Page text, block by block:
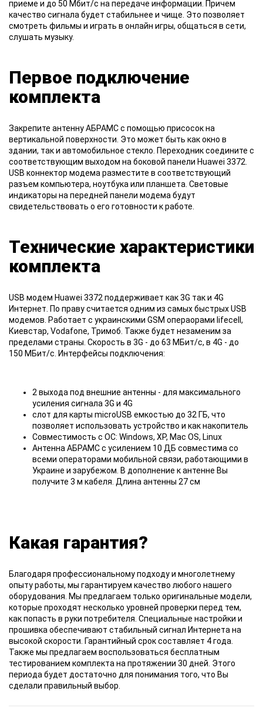
приеме и до 50 Мбит/с на передаче информации. Причем
качество сигнала будет стабильнее и чище. Это позволяет
смотреть фильмы и играть в онлайн игры, общаться в сети,
слушать музыку.
Первое подключение
комплекта
Закрепите антенну АБРАМС с помощью присосок на
вертикальной поверхности. Это может быть как окно в
здании, так и автомобильное стекло. Переходник соедините с
соответствующим выходом на боковой панели Huawei 3372.
USB коннектор модема разместите в соответствующий
разъем компьютера, ноутбука или планшета. Световые
индикаторы на передней панели модема будут
свидетельствовать о его готовности к работе.
Технические характеристики
комплекта
USB модем Huawei 3372 поддерживает как 3G так и 4G
Интернет. По праву считается одним из самых быстрых USB
модемов. Работает с украинскими GSM операорами lifecell,
Киевстар, Vodafone, Тримоб. Также будет незаменим за
пределами страны. Скорость в 3G - до 63 МБит/c, в 4G - до
150 МБит/с. Интерфейсы подключения:
2 выхода под внешние антенны - для максимального
усиления сигнала 3G и 4G
слот для карты microUSB емкостью до 32 ГБ, что
позволяет использовать устройство и как накопитель
Cовместимость с ОС: Windows, XP, Mac OS, Linux
Антенна АБРАМС с усилением 10 ДБ совместима со
всеми операторами мобильной связи, работающими в
Украине и зарубежом. В дополнение к антенне Вы
получите 3 м кабеля. Длина антенны 27 см
Какая гарантия?
Благодаря профессиональному подходу и многолетнему
опыту работы, мы гарантируем качество любого нашего
оборудования. Мы предлагаем только оригинальные модели,
которые проходят несколько уровней проверки перед тем,
как попасть в руки потребителя. Специальные настройки и
прошивка обеспечивают стабильный сигнал Интернета на
высокой скорости. Гарантийный срок составляет 4 года.
Также мы предлагаем воспользоваться бесплатным
тестированием комплекта на протяжении 30 дней. Этого
периода будет достаточно для понимания того, что Вы
сделали правильный выбор.